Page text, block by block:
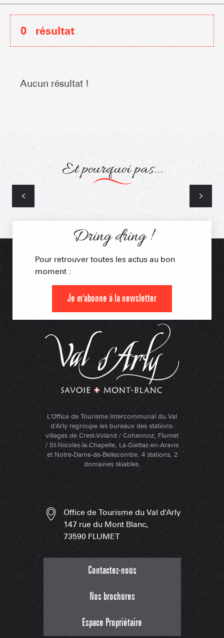
0 résultat
Aucun résultat !
Et pourquoi pas...
L'Office de Tourisme Intercommunal du Val
d'Arly regroupe les bureaux des stations-
villages de Crest-Voland / Cohennoz, Flumet
/ St-Nicolas-la-Chapelle, La-Giettaz-en-Aravis
et Notre-Dame-de-Bellecombe. 4 stations, 2
domaines skiables.
Dring dring !
Pour retrouver toutes les actus au bon
moment :
Je m'abonne à la newsletter
Office de Tourisme du Val d'Arly
147 rue du Mont Blanc,
73590 FLUMET
Contactez-nous
Nos brochures
Espace Propriétaire